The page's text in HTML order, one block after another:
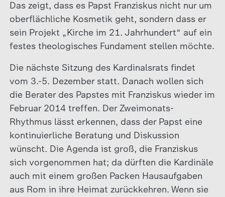
Das zeigt, dass es Papst Franziskus nicht nur um
oberflächliche Kosmetik geht, sondern dass er
sein Projekt „Kirche im 21. Jahrhundert“ auf ein
festes theologisches Fundament stellen möchte.
Die nächste Sitzung des Kardinalsrats findet
vom 3.-5. Dezember statt. Danach wollen sich
die Berater des Papstes mit Franziskus wieder im
Februar 2014 treffen. Der Zweimonats-
Rhythmus lässt erkennen, dass der Papst eine
kontinuierliche Beratung und Diskussion
wünscht. Die Agenda ist groß, die Franziskus
sich vorgenommen hat; da dürften die Kardinäle
auch mit einem großen Packen Hausaufgaben
aus Rom in ihre Heimat zurückkehren. Wenn sie